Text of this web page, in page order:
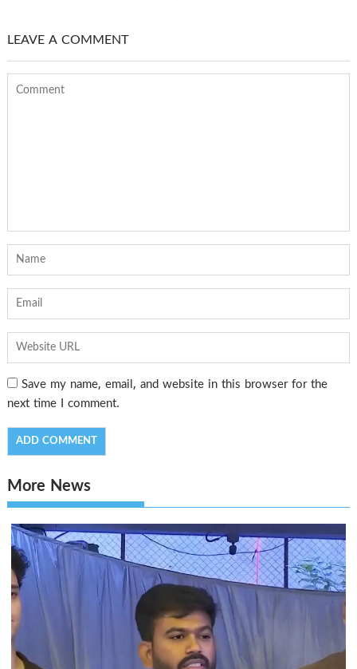
LEAVE A COMMENT
Save my name, email, and website in this browser for the
next time I comment.
More News